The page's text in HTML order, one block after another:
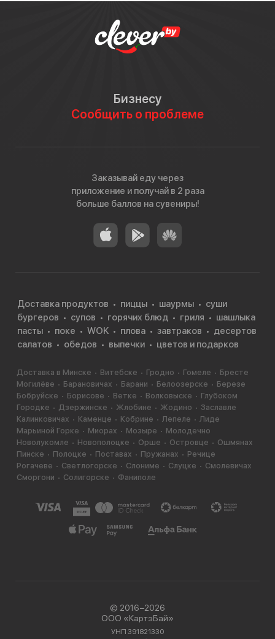
Бизнесу
Сообщить о проблеме
Заказывай еду через
приложение и получай в 2 раза
больше баллов на сувениры!
Доставка продуктов пиццы шаурмы
суши
бургеров
супов горячих блюд гриля
шашлыка
пасты
поке WOK плова завтраков
десертов
салатов
обедов выпечки цветов и подарков
Доставка в Минске Витебске Гродно Гомеле
Бресте
Могилёве
Барановичах Барани Белоозерске
Березе
Бобруйске
Борисове Ветке Волковыске
Глубоком
Городке
Дзержинске Жлобине Жодино
Заславле
Калинковичах
Каменце Кобрине Лепеле
Лиде
Марьиной Горке
Миорах Мозыре
Молодечно
Новолукомле
Новополоцке Орше Островце
Ошмянах
Пинске
Полоцке Поставах Пружанах
Речице
Рогачеве
Светлогорске Слониме Слуцке
Смолевичах
Сморгони
Солигорске Фаниполе
© 2016−2026
ООО «КартэБай»
УНП 391821330